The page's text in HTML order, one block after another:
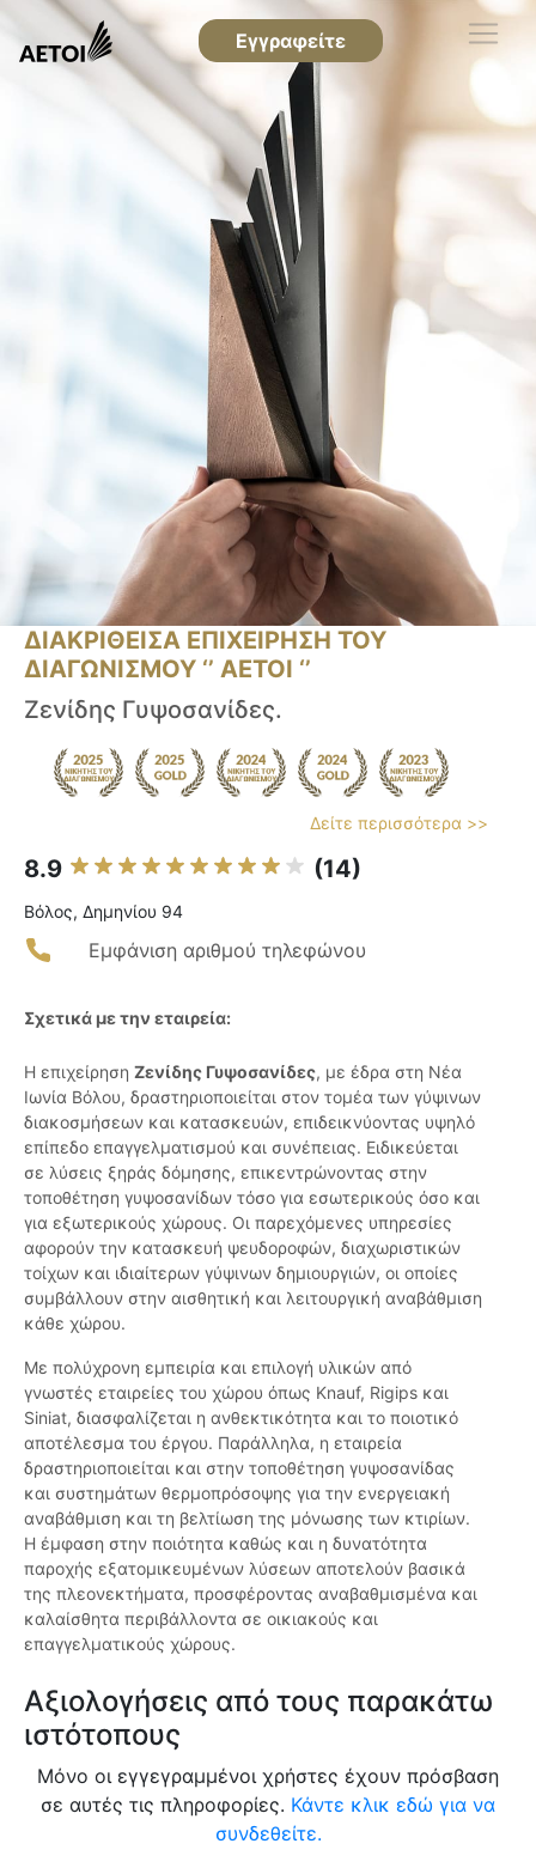
Εγγραφείτε
ΔΙΑΚΡΙΘΕΙΣΑ ΕΠΙΧΕΙΡΗΣΗ ΤΟΥ
ΔΙΑΓΩΝΙΣΜΟΥ ‘’ ΑΕΤΟΙ ‘’
Ζενίδης Γυψοσανίδες.
Δείτε περισσότερα >>
8.9 (14)
Βόλος, Δημηνίου 94
Εμφάνιση αριθμού τηλεφώνου
Σχετικά με την εταιρεία:
Η επιχείρηση Ζενίδης Γυψοσανίδες, με έδρα στη Νέα
Ιωνία Βόλου, δραστηριοποιείται στον τομέα των γύψινων
διακοσμήσεων και κατασκευών, επιδεικνύοντας υψηλό
επίπεδο επαγγελματισμού και συνέπειας. Ειδικεύεται
σε λύσεις ξηράς δόμησης, επικεντρώνοντας στην
τοποθέτηση γυψοσανίδων τόσο για εσωτερικούς όσο και
για εξωτερικούς χώρους. Οι παρεχόμενες υπηρεσίες
αφορούν την κατασκευή ψευδοροφών, διαχωριστικών
τοίχων και ιδιαίτερων γύψινων δημιουργιών, οι οποίες
συμβάλλουν στην αισθητική και λειτουργική αναβάθμιση
κάθε χώρου.
Με πολύχρονη εμπειρία και επιλογή υλικών από
γνωστές εταιρείες του χώρου όπως Knauf, Rigips και
Siniat, διασφαλίζεται η ανθεκτικότητα και το ποιοτικό
αποτέλεσμα του έργου. Παράλληλα, η εταιρεία
δραστηριοποιείται και στην τοποθέτηση γυψοσανίδας
και συστημάτων θερμοπρόσοψης για την ενεργειακή
αναβάθμιση και τη βελτίωση της μόνωσης των κτιρίων.
Η έμφαση στην ποιότητα καθώς και η δυνατότητα
παροχής εξατομικευμένων λύσεων αποτελούν βασικά
της πλεονεκτήματα, προσφέροντας αναβαθμισμένα και
καλαίσθητα περιβάλλοντα σε οικιακούς και
επαγγελματικούς χώρους.
Αξιολογήσεις από τους παρακάτω
ιστότοπους
Μόνο οι εγγεγραμμένοι χρήστες έχουν πρόσβαση
σε αυτές τις πληροφορίες. Κάντε κλικ εδώ για να
συνδεθείτε.